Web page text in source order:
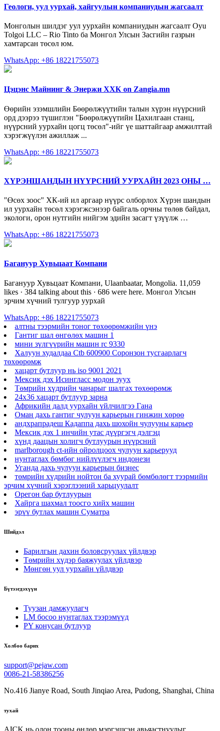
Геологи, уул уурхай, хайгуулын компаниудын жагсаалт
Монголын шилдэг уул уурхайн компаниудын жагсаалт Oyu
Tolgoi LLC – Rio Tinto ба Монгол Улсын Засгийн газрын
хамтарсан төсөл юм.
WhatsApp: +86 18221755073
Цэцэнс Майнинг & Энержи ХХК on Zangia.mn
Өөрийн эзэмшлийн Бөөрөлжүүтийн талын хүрэн нүүрсний
орд дээрээ түшиглэн "Бөөрөлжүүтийн Цахилгаан станц,
нүүрсний уурхайн цогц төсөл"-ийг үе шаттайгаар амжилттай
хэрэгжүүлэн ажиллаж ...
WhatsApp: +86 18221755073
ХҮРЭНШАНДЫН НҮҮРСНИЙ УУРХАЙН 2023 ОНЫ …
"Өсөх зоос" ХК-ий ил аргаар нүүрс олборлох Хүрэн шандын
ил уурхайн төсөл хэрэгжсэнээр байгаль орчны төлөв байдал,
экологи, орон нутгийн нийгэм эдийн засагт үзүүлж …
WhatsApp: +86 18221755073
Багануур Хувьцаат Компани
Багануур Хувьцаат Компани, Ulaanbaatar, Mongolia. 11,059
likes · 384 talking about this · 686 were here. Монгол Улсын
эрчим хүчний тулгуур уурхай
WhatsApp: +86 18221755073
алтны тээрмийн тоног төхөөрөмжийн үнэ
Гантиг шал өнгөлөх машин 1
мини зүлгүүрийн машин rc 9330
Халуун худалдаа Ctb 600900 Соронзон тусгаарлагч
төхөөрөмж
хацарт бутлуур нь iso 9001 2021
Мексик дэх Исингласс модон зуух
Төмрийн хүдрийн чанарыг шалгах төхөөрөмж
24х36 хацарт бутлуур зарна
Африкийн далд уурхайн үйлчилгээ Гана
Оман дахь гантиг чулуун карьерын гинжин хөрөө
андхрапрадеш Кадаппа дахь шохойн чулууны карьер
Мексик дэх 1 инчийн утас дүүргэгч дэлгэц
хүнд даацын холигч бутлуурын нүүрсний
marlborough ct-ийн ойролцоох чулуун карьерууд
нунтаглах бөмбөг нийлүүлэгч индонези
Уганда дахь чулуун карьерын бизнес
төмрийн хүдрийн нойтон ба хуурай бөмбөлөгт тээрмийн
эрчим хүчний хэрэглээний харьцуулалт
Орегон бар бутлуурын
Хайрга шахмал тоосго хийх машин
эрүү бутлах машин Суматра
Шийдэл
Барилгын дахин боловсруулах үйлдвэр
Төмрийн хүдэр баяжуулах үйлдвэр
Мөнгөн уул уурхайн үйлдвэр
Бүтээгдэхүүн
Туузан дамжуулагч
LM босоо нунтаглах тээрэмүүд
PY конусан бутлуур
Холбоо барих
support@pejaw.com
0086-21-58386256
No.416 Jianye Road, South Jinqiao Area, Pudong, Shanghai, China
тухай